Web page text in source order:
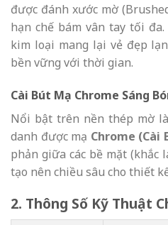
được đánh xước mờ
hạn chế bám vân tay tối
kim loại mang lại vẻ đẹp
bền vững với thời gian.
Cài Bút Mạ Chrome Sáng
Nổi bật trên nền thép mờ
danh được mạ Chrome (Cài
phản giữa các bề mặt (khắc
tạo nên chiều sâu cho thiết
2. Thông Số Kỹ Thuật